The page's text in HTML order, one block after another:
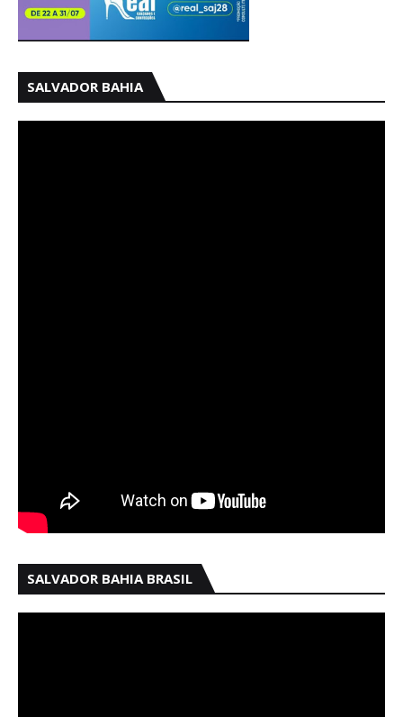
SALVADOR BAHIA
SALVADOR BAHIA BRASIL